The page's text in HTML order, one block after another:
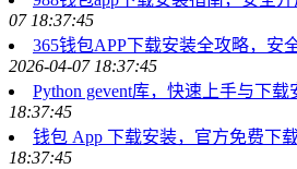
07 18:37:45
365钱包APP下载安装全攻略，安
2026-04-07 18:37:45
Python gevent库，快速上手与下载
18:37:45
钱包 App 下载安装，官方免费下
18:37:45